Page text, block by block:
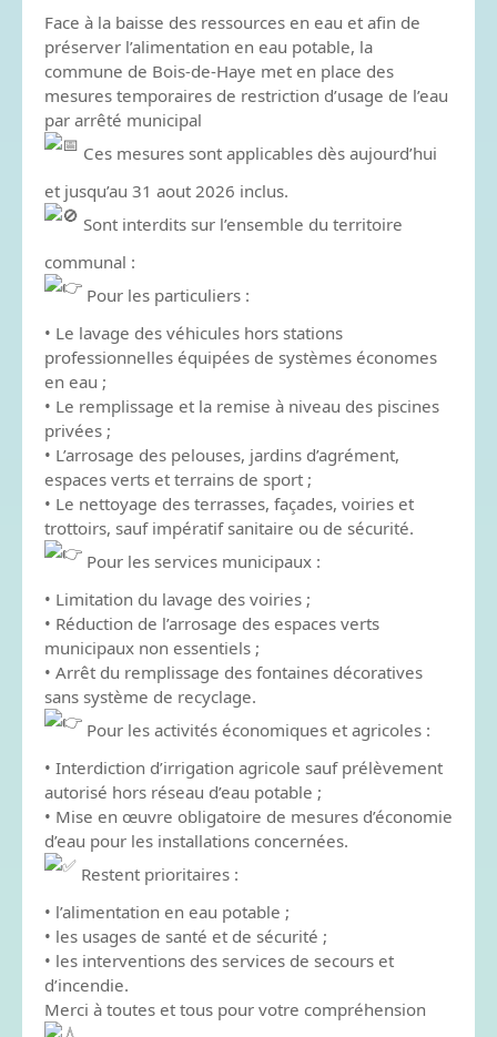
Face à la baisse des ressources en eau et afin de
préserver l’alimentation en eau potable, la
commune de Bois-de-Haye met en place des
mesures temporaires de restriction d’usage de l’eau
par arrêté municipal
Ces mesures sont applicables dès aujourd’hui
et jusqu’au 31 aout 2026 inclus.
Sont interdits sur l’ensemble du territoire
communal :
Pour les particuliers :
• Le lavage des véhicules hors stations
professionnelles équipées de systèmes économes
en eau ;
• Le remplissage et la remise à niveau des piscines
privées ;
• L’arrosage des pelouses, jardins d’agrément,
espaces verts et terrains de sport ;
• Le nettoyage des terrasses, façades, voiries et
trottoirs, sauf impératif sanitaire ou de sécurité.
Pour les services municipaux :
• Limitation du lavage des voiries ;
• Réduction de l’arrosage des espaces verts
municipaux non essentiels ;
• Arrêt du remplissage des fontaines décoratives
sans système de recyclage.
Pour les activités économiques et agricoles :
• Interdiction d’irrigation agricole sauf prélèvement
autorisé hors réseau d’eau potable ;
• Mise en œuvre obligatoire de mesures d’économie
d’eau pour les installations concernées.
Restent prioritaires :
• l’alimentation en eau potable ;
• les usages de santé et de sécurité ;
• les interventions des services de secours et
d’incendie.
Merci à toutes et tous pour votre compréhension